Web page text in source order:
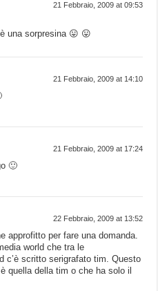
21 Febbraio, 2009 at 09:53
una sorpresina 😛 😛
21 Febbraio, 2009 at 14:10
21 Febbraio, 2009 at 17:24
🙂
22 Febbraio, 2009 at 13:52
approfitto per fare una domanda.
world che tra le
c’è scritto serigrafato tim. Questo
quella della tim o che ha solo il